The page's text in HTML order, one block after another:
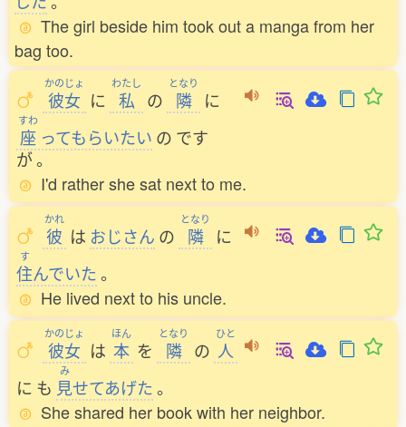
The girl beside him took out a manga from her
bag too.
かのじょ
彼女 に
わたし
私 の
となり
隣 に
すわ
座 ってもらいたい の です
が。
I'd rather she sat next to me.
かれ
彼 は おじさん の
となり
隣 に
す
住んでいた。
He lived next to his uncle.
かのじょ
彼女 は
ほん
本 を
となり
隣 の
ひと
人
に も
み
見せてあげた。
She shared her book with her neighbor.